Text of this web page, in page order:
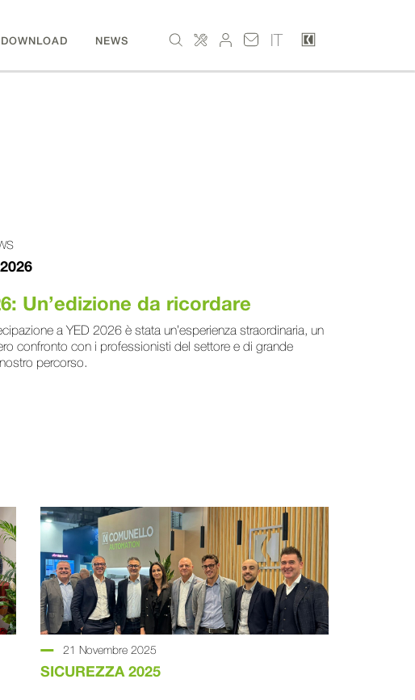
DOWNLOAD NEWS IT
Un’edizione da ricordare
a YED 2026 è stata un’esperienza straordinaria, un
confronto con i professionisti del settore e di grande
percorso.
21 Novembre 2025
SICUREZZA 2025